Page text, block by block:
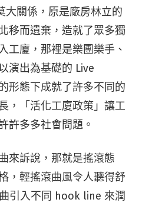
大關係，原是廠房林立的
移而遺棄，造就了眾多獨
工廈，那裡是樂團樂手、
演出為基礎的 Live
形態下成就了許多不同的
，「活化工廈政策」讓工
許多多社會問題。
來訴說，那就是搖滾態
，輕搖滾曲風令人聽得舒
引入不同 hook line 來潤